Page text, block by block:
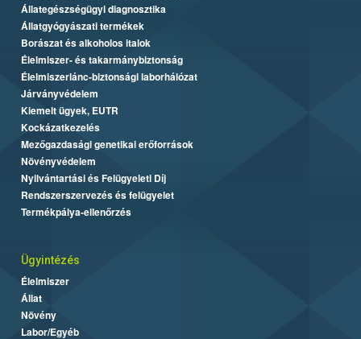
Állategészségügyi diagnosztika
Állatgyógyászati termékek
Borászat és alkoholos italok
Élelmiszer- és takarmánybiztonság
Élelmiszerlánc-biztonsági laborhálózat
Járványvédelem
Kiemelt ügyek, EUTR
Kockázatkezelés
Mezőgazdasági genetikai erőforrások
Növényvédelem
Nyilvántartási és Felügyeleti Díj
Rendszerszervezés és felügyelet
Termékpálya-ellenőrzés
Ügyintézés
Élelmiszer
Állat
Növény
Labor/Egyéb